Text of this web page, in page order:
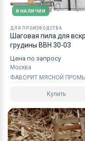
В НАЛИЧИИ
ДЛЯ ПРОИЗВОДСТВА
Шаговая пила для
грудины ВВН 30-03
Цена по запросу
Москва
ФАВОРИТ МЯСНОЙ
Купить